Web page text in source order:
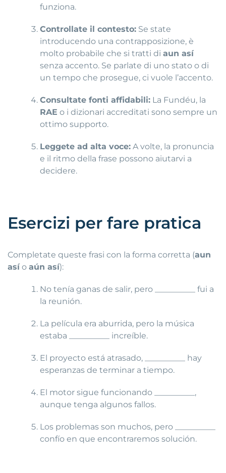
funziona.
Controllate il contesto: Se state
introducendo una contrapposizione, è
molto probabile che si tratti diaun así
senza accento. Se parlate di uno stato o di
un tempo che prosegue, ci vuole l’accento.
Consultate fonti affidabili: La Fundéu, la
RAE o i dizionari accreditati sono sempre un
ottimo supporto.
Leggete ad alta voce: A volte, la pronuncia
e il ritmo della frase possono aiutarvi a
decidere.
Esercizi per fare pratica
Completate queste frasi con la forma corretta (aun
asío aún así):
No tenía ganas de salir, pero __________ fui a
la reunión.
La película era aburrida, pero la música
estaba __________ increíble.
El proyecto está atrasado, __________ hay
esperanzas de terminar a tiempo.
El motor sigue funcionando __________,
aunque tenga algunos fallos.
Los problemas son muchos, pero __________
confío en que encontraremos solución.